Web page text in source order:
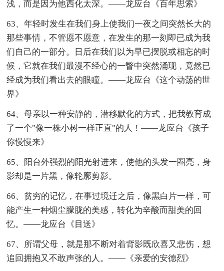
浅，而是因为他西化太深。——龙应台《百年思索》
63、年轻时发生在我们身上使我们一夜之间突然长大的
那些事情，不管愿不愿意，在发生的那一刻即已成为我
们自己的一部分。日后在我们以为早已摆脱或相忘的时
候，它就在我们最漫不经心的一瞥中突然涌现，竟然已
经成为我们看出去的眼瞳。——龙应台《这个动荡的世
界》
64、母亲以一种安静的，潜移默化的方式，把我教育成
了一个"像一株小树一样正直"的人！——龙应台《孩子
你慢慢来》
65、阳台外强烈的阳光射进来，使他的头发一圈亮，身
影却是一片黑，像轮廓剪影。
66、贫穷的记忆，在事过境迁之后，像黑白片一样，可
能产生一种烟尘朦胧的美感，转化为辛酸而甜美的回
忆。——龙应台《目送》
67、所谓父母，就是那不断对着背影既欣喜又悲伤，想
追回拥抱又不敢声张的人。——《亲爱的安德烈》